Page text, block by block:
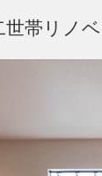
世帯リノ